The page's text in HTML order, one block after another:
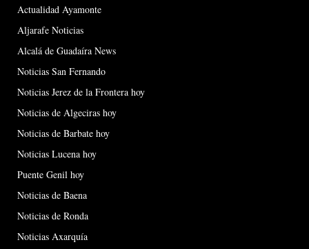
Actualidad Ayamonte
Aljarafe Noticias
Alcalá de Guadaíra News
Noticias San Fernando
Noticias Jerez de la Frontera hoy
Noticias de Algeciras hoy
Noticias de Barbate hoy
Noticias Lucena hoy
Puente Genil hoy
Noticias de Baena
Noticias de Ronda
Noticias Axarquía